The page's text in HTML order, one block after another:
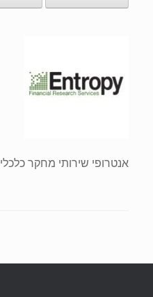
אנטרופי שירותי מחקר כלכלי